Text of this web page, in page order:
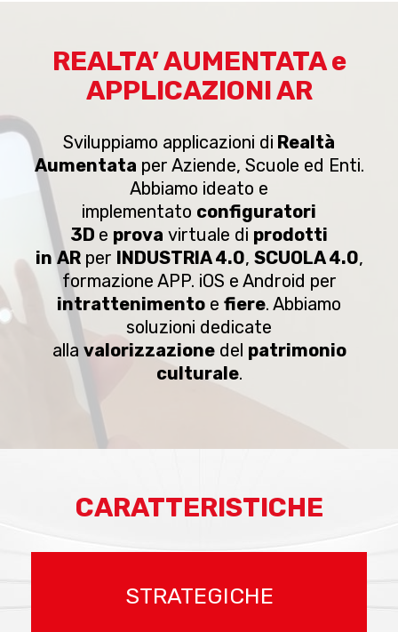
REALTA’ AUMENTATA e
APPLICAZIONI AR
Sviluppiamo applicazioni di Realtà
Aumentata per Aziende, Scuole ed Enti.
Abbiamo ideato e
implementato configuratori
3D e prova virtuale di prodotti
in ARper INDUSTRIA 4.0, SCUOLA 4.0,
formazione APP. iOS e Android per
intrattenimento e fiere. Abbiamo
soluzioni dedicate
alla valorizzazionedel patrimonio
culturale.
CARATTERISTICHE
STRATEGICHE
efficaci
obiettivi